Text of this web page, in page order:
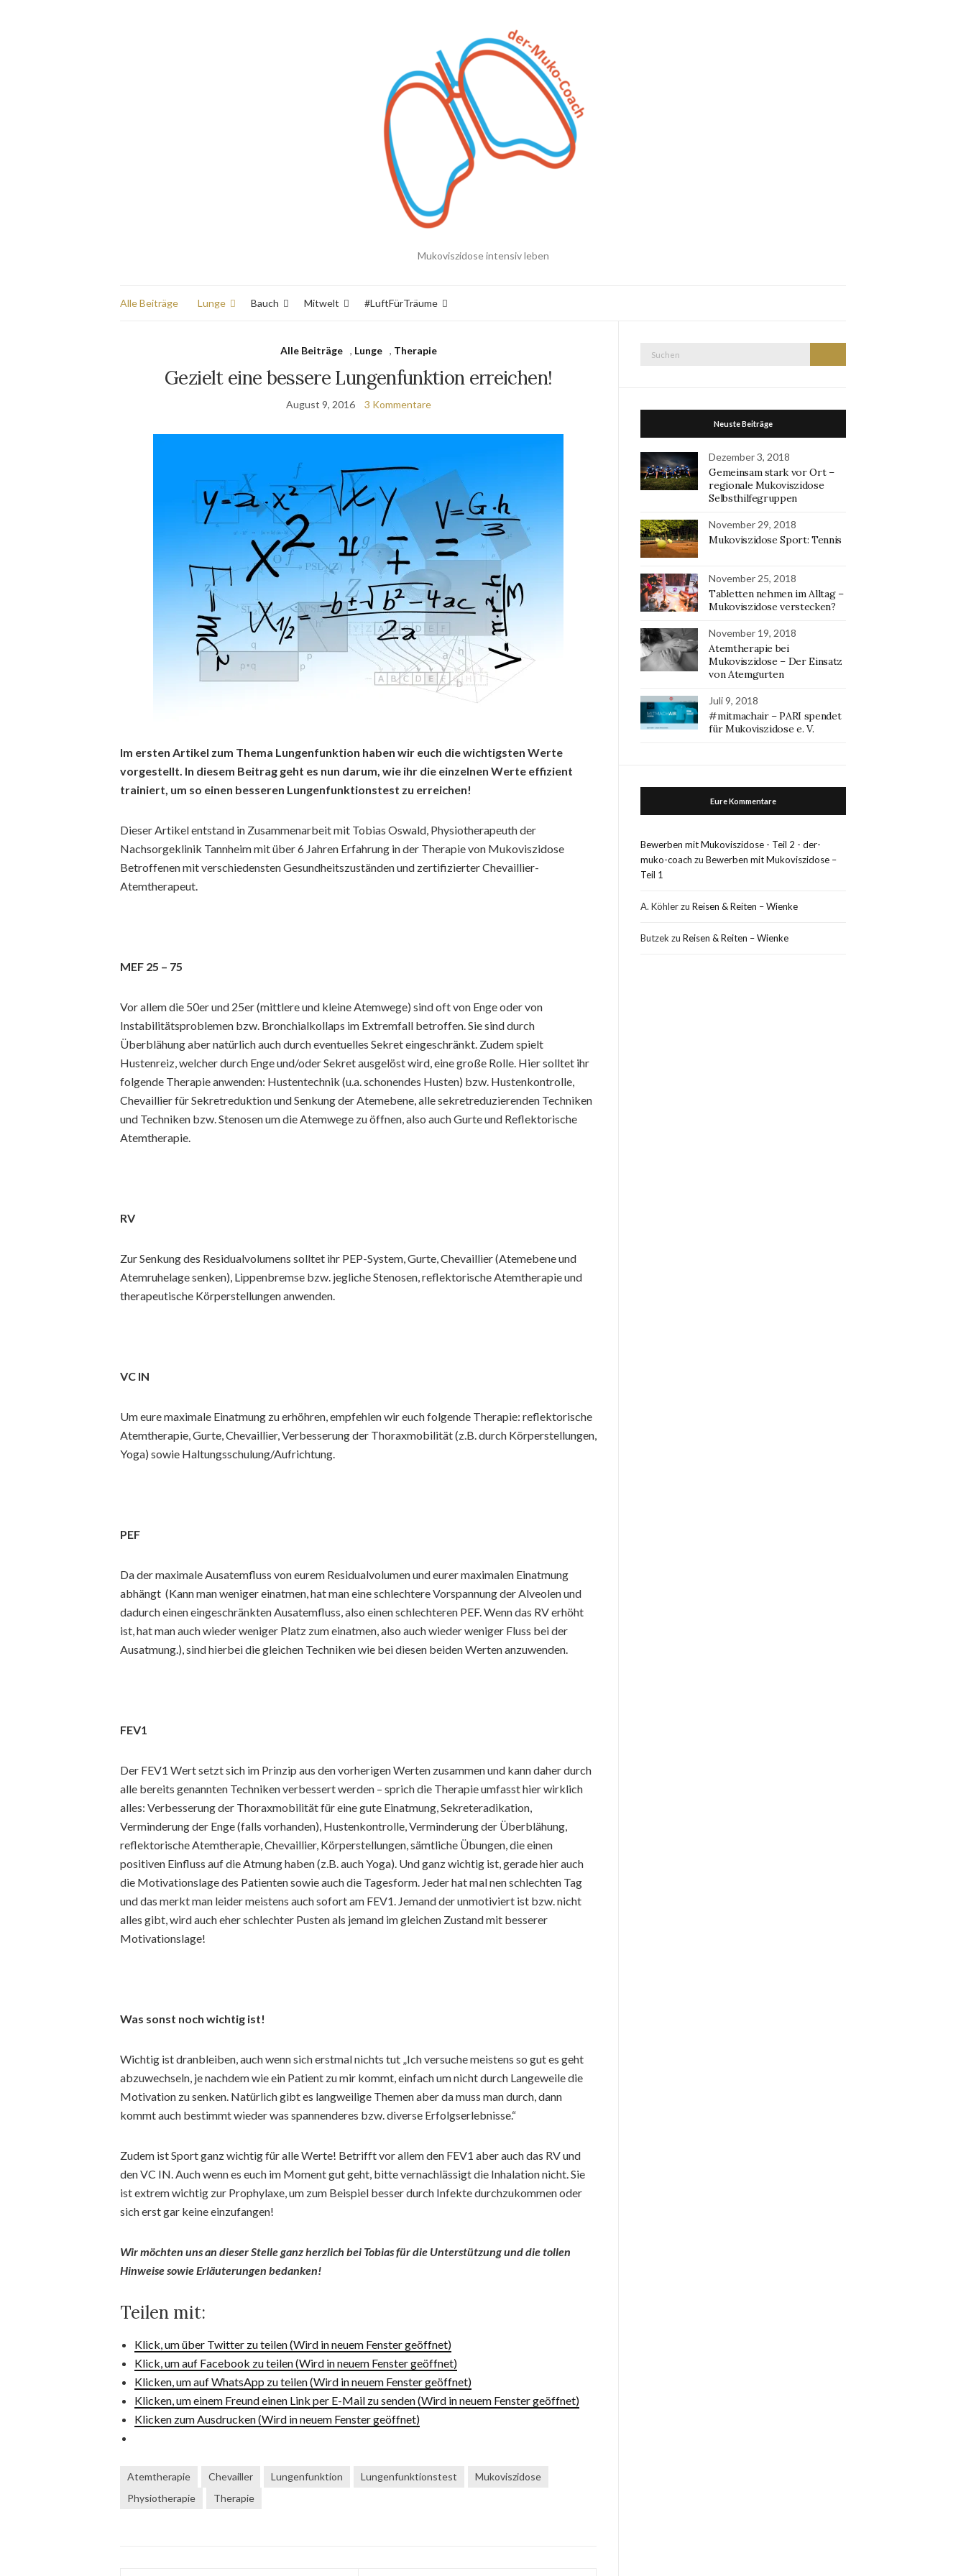
Mukoviszidose intensiv leben
Alle Beiträge Lunge Bauch Mitwelt #LuftFürTräume
Alle Beiträge , Lunge , Therapie
Gezielt eine bessere Lungenfunktion erreichen!
August 9, 2016 3 Kommentare
Im ersten Artikel zum Thema Lungenfunktion haben wir euch die wichtigsten Werte
vorgestellt. In diesem Beitrag geht es nun darum, wie ihr die einzelnen Werte effizient
trainiert, um so einen besseren Lungenfunktionstest zu erreichen!
Dieser Artikel entstand in Zusammenarbeit mit Tobias Oswald, Physiotherapeuth der
Nachsorgeklinik Tannheim mit über 6 Jahren Erfahrung in der Therapie von Mukoviszidose
Betroffenen mit verschiedensten Gesundheitszuständen und zertifizierter Chevaillier-
Atemtherapeut.
MEF 25 – 75
Vor allem die 50er und 25er (mittlere und kleine Atemwege) sind oft von Enge oder von
Instabilitätsproblemen bzw. Bronchialkollaps im Extremfall betroffen. Sie sind durch
Überblähung aber natürlich auch durch eventuelles Sekret eingeschränkt. Zudem spielt
Hustenreiz, welcher durch Enge und/oder Sekret ausgelöst wird, eine große Rolle. Hier solltet ihr
folgende Therapie anwenden: Hustentechnik (u.a. schonendes Husten) bzw. Hustenkontrolle,
Chevaillier für Sekretreduktion und Senkung der Atemebene, alle sekretreduzierenden Techniken
und Techniken bzw. Stenosen um die Atemwege zu öffnen, also auch Gurte und Reflektorische
Atemtherapie.
RV
Zur Senkung des Residualvolumens solltet ihr PEP-System, Gurte, Chevaillier (Atemebene und
Atemruhelage senken), Lippenbremse bzw. jegliche Stenosen, reflektorische Atemtherapie und
therapeutische Körperstellungen anwenden.
VC IN
Um eure maximale Einatmung zu erhöhren, empfehlen wir euch folgende Therapie: reflektorische
Atemtherapie, Gurte, Chevaillier, Verbesserung der Thoraxmobilität (z.B. durch Körperstellungen,
Yoga) sowie Haltungsschulung/Aufrichtung.
PEF
Da der maximale Ausatemfluss von eurem Residualvolumen und eurer maximalen Einatmung
abhängt (Kann man weniger einatmen, hat man eine schlechtere Vorspannung der Alveolen und
dadurch einen eingeschränkten Ausatemfluss, also einen schlechteren PEF. Wenn das RV erhöht
ist, hat man auch wieder weniger Platz zum einatmen, also auch wieder weniger Fluss bei der
Ausatmung.), sind hierbei die gleichen Techniken wie bei diesen beiden Werten anzuwenden.
FEV1
Der FEV1 Wert setzt sich im Prinzip aus den vorherigen Werten zusammen und kann daher durch
alle bereits genannten Techniken verbessert werden – sprich die Therapie umfasst hier wirklich
alles: Verbesserung der Thoraxmobilität für eine gute Einatmung, Sekreteradikation,
Verminderung der Enge (falls vorhanden), Hustenkontrolle, Verminderung der Überblähung,
reflektorische Atemtherapie, Chevaillier, Körperstellungen, sämtliche Übungen, die einen
positiven Einfluss auf die Atmung haben (z.B. auch Yoga). Und ganz wichtig ist, gerade hier auch
die Motivationslage des Patienten sowie auch die Tagesform. Jeder hat mal nen schlechten Tag
und das merkt man leider meistens auch sofort am FEV1. Jemand der unmotiviert ist bzw. nicht
alles gibt, wird auch eher schlechter Pusten als jemand im gleichen Zustand mit besserer
Motivationslage!
Was sonst noch wichtig ist!
Wichtig ist dranbleiben, auch wenn sich erstmal nichts tut „Ich versuche meistens so gut es geht
abzuwechseln, je nachdem wie ein Patient zu mir kommt, einfach um nicht durch Langeweile die
Motivation zu senken. Natürlich gibt es langweilige Themen aber da muss man durch, dann
kommt auch bestimmt wieder was spannenderes bzw. diverse Erfolgserlebnisse.“
Zudem ist Sport ganz wichtig für alle Werte! Betrifft vor allem den FEV1 aber auch das RV und
den VC IN. Auch wenn es euch im Moment gut geht, bitte vernachlässigt die Inhalation nicht. Sie
ist extrem wichtig zur Prophylaxe, um zum Beispiel besser durch Infekte durchzukommen oder
sich erst gar keine einzufangen!
Wir möchten uns an dieser Stelle ganz herzlich bei Tobias für die Unterstützung und die tollen
Hinweise sowie Erläuterungen bedanken!
Teilen mit:
Klick, um über Twitter zu teilen (Wird in neuem Fenster geöffnet)
Klick, um auf Facebook zu teilen (Wird in neuem Fenster geöffnet)
Klicken, um auf WhatsApp zu teilen (Wird in neuem Fenster geöffnet)
Klicken, um einem Freund einen Link per E-Mail zu senden (Wird in neuem Fenster geöffnet)
Klicken zum Ausdrucken (Wird in neuem Fenster geöffnet)
Atemtherapie Chevailler Lungenfunktion Lungenfunktionstest
Mukoviszidose
Physiotherapie
Therapie
Neuste Beiträge
Dezember 3, 2018
Gemeinsam stark vor Ort –
regionale Mukoviszidose
Selbsthilfegruppen
November 29, 2018
Mukoviszidose Sport: Tennis
November 25, 2018
Tabletten nehmen im Alltag –
Mukoviszidose verstecken?
November 19, 2018
Atemtherapie bei
Mukoviszidose – Der Einsatz
von Atemgurten
Juli 9, 2018
#mitmachair – PARI spendet
für Mukoviszidose e. V.
Eure Kommentare
Bewerben mit Mukoviszidose - Teil 2 - der-
muko-coach zuBewerben mit Mukoviszidose –
Teil 1
A. KöhlerzuReisen & Reiten – Wienke
Butzek zuReisen & Reiten – Wienke